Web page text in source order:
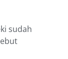
sudah